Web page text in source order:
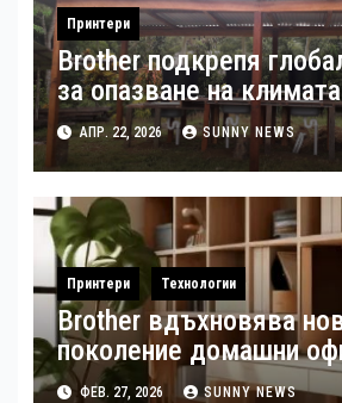
Принтери
Brother подкрепя
за опазване на климата
АПР. 22, 2026 SUNNY NEWS
Принтери Технологии
Brother вдъхновява
поколение домашни
интелигентни печатни
ФЕВ. 27, 2026 SUNNY NEWS